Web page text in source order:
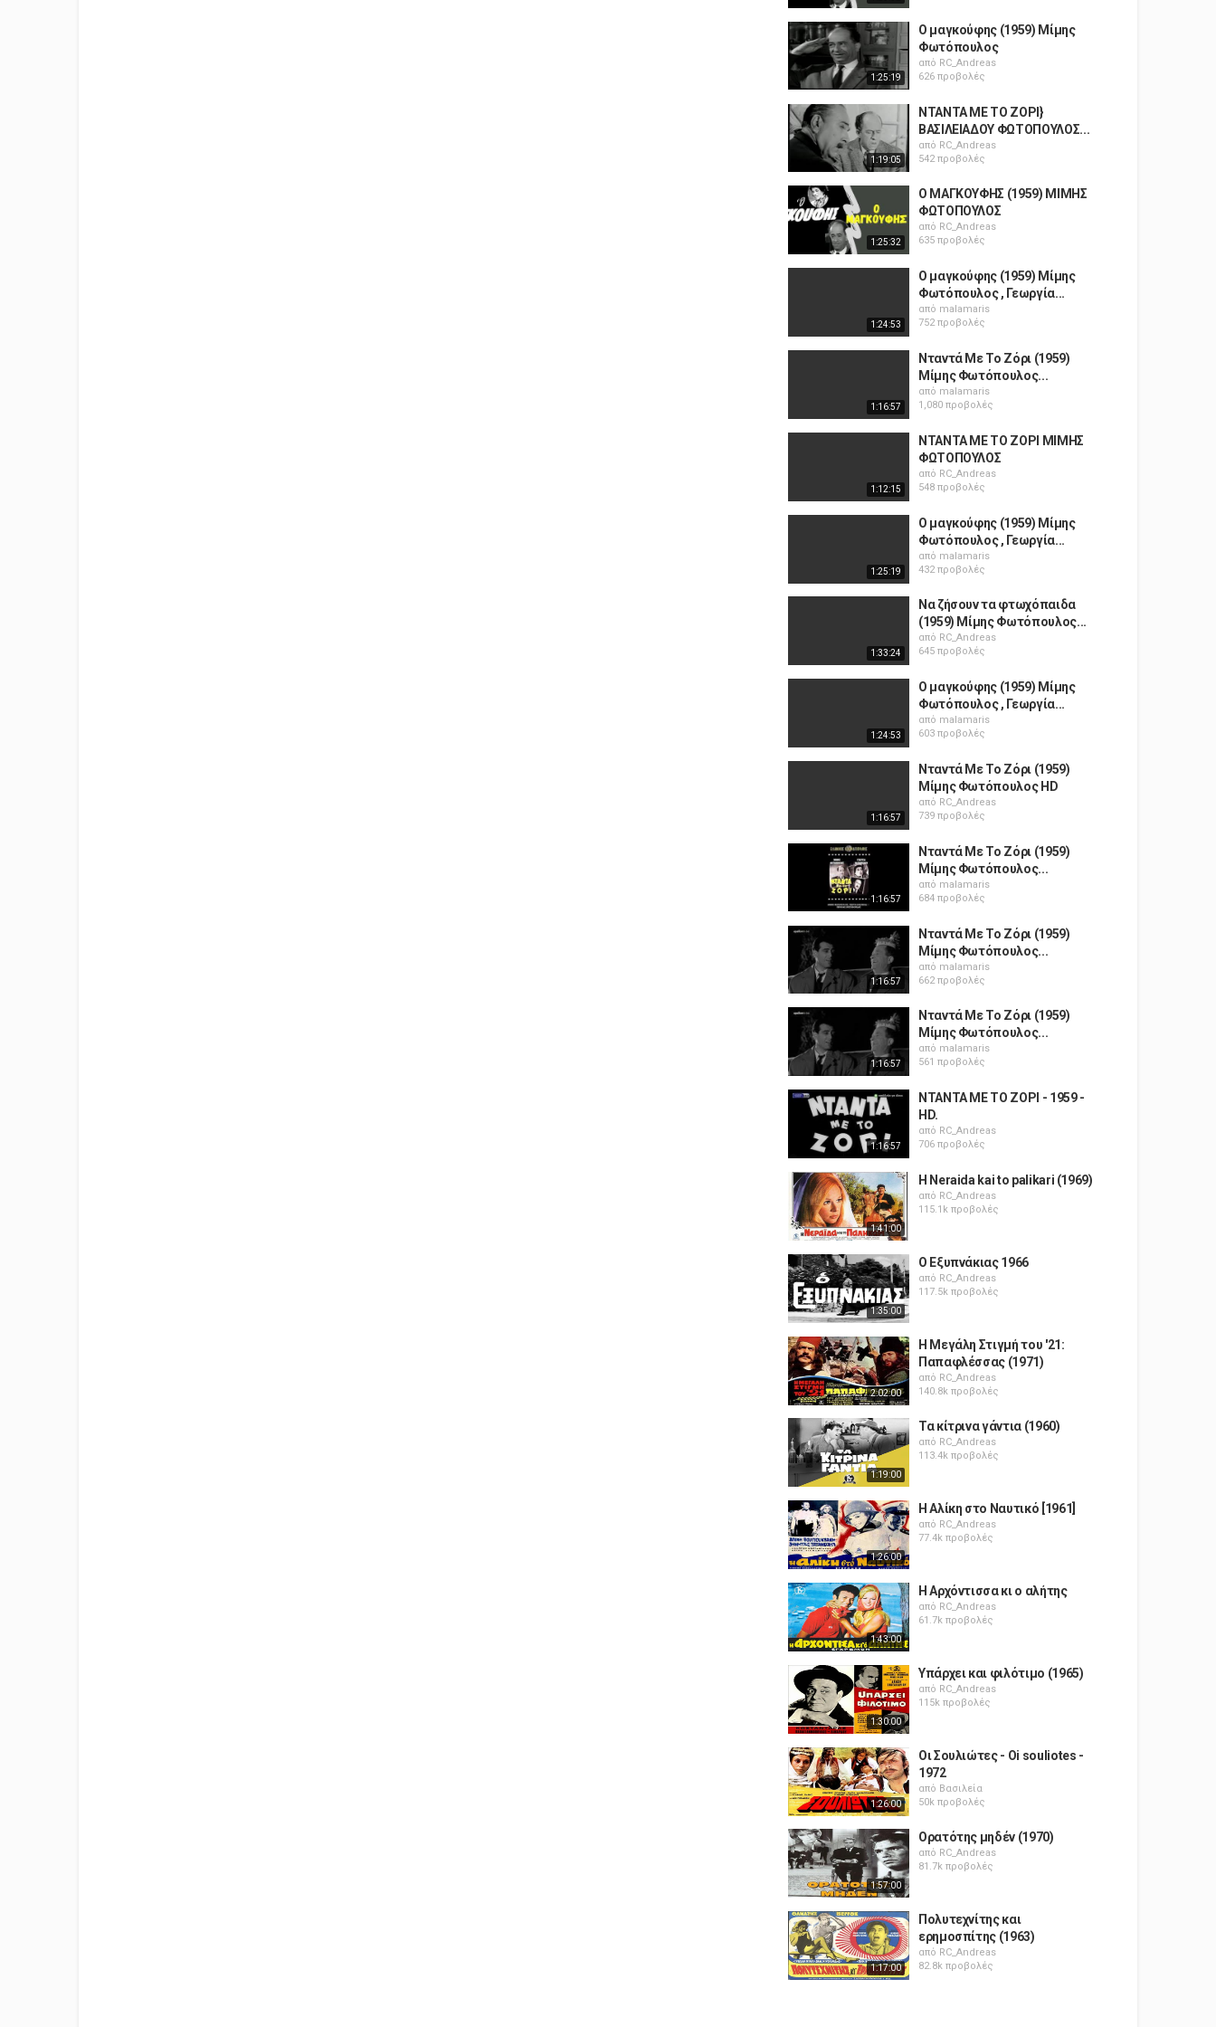
1:25:19
Ο μαγκούφης (1959) Μίμης
Φωτόπουλος
από RC_Andreas
626 προβολές
1:19:05
ΝΤΑΝΤΑ ΜΕ ΤΟ ΖΟΡΙ}
ΒΑΣΙΛEΙΑΔΟΥ ΦΩΤΟΠΟΥΛΟΣ...
από RC_Andreas
542 προβολές
1:25:32
Ο ΜΑΓΚΟΥΦΗΣ (1959) ΜΙΜΗΣ
ΦΩΤΟΠΟΥΛΟΣ
από RC_Andreas
635 προβολές
1:24:53
Ο μαγκούφης (1959) Μίμης
Φωτόπουλος , Γεωργία...
από malamaris
752 προβολές
1:16:57
Νταντά Με Το Ζόρι (1959)
Μίμης Φωτόπουλος...
από malamaris
1,080 προβολές
1:12:15
ΝΤΑΝΤΑ ΜΕ ΤΟ ΖΟΡΙ ΜΙΜΗΣ
ΦΩΤΟΠΟΥΛΟΣ
από RC_Andreas
548 προβολές
1:25:19
Ο μαγκούφης (1959) Μίμης
Φωτόπουλος , Γεωργία...
από malamaris
432 προβολές
1:33:24
Να ζήσουν τα φτωχόπαιδα
(1959) Μίμης Φωτόπουλος...
από RC_Andreas
645 προβολές
1:24:53
Ο μαγκούφης (1959) Μίμης
Φωτόπουλος , Γεωργία...
από malamaris
603 προβολές
1:16:57
Νταντά Με Το Ζόρι (1959)
Μίμης Φωτόπουλος HD
από RC_Andreas
739 προβολές
1:16:57
Νταντά Με Το Ζόρι (1959)
Μίμης Φωτόπουλος...
από malamaris
684 προβολές
1:16:57
Νταντά Με Το Ζόρι (1959)
Μίμης Φωτόπουλος...
από malamaris
662 προβολές
1:16:57
Νταντά Με Το Ζόρι (1959)
Μίμης Φωτόπουλος...
από malamaris
561 προβολές
1:16:57
ΝΤΑΝΤΑ ΜΕ ΤΟ ΖΟΡΙ - 1959 -
HD.
από RC_Andreas
706 προβολές
1:41:00
H Neraida kai to palikari (1969)
από RC_Andreas
115.1k προβολές
1:35:00
Ο Εξυπνάκιας 1966
από RC_Andreas
117.5k προβολές
2:02:00
Η Μεγάλη Στιγμή του '21:
Παπαφλέσσας (1971)
από RC_Andreas
140.8k προβολές
1:19:00
Τα κίτρινα γάντια (1960)
από RC_Andreas
113.4k προβολές
1:26:00
Η Αλίκη στο Ναυτικό [1961]
από RC_Andreas
77.4k προβολές
1:43:00
Η Αρχόντισσα κι ο αλήτης
από RC_Andreas
61.7k προβολές
1:30:00
Υπάρχει και φιλότιμο (1965)
από RC_Andreas
115k προβολές
1:26:00
Οι Σουλιώτες - Oi souliotes -
1972
από Βασιλεία
50k προβολές
1:57:00
Ορατότης μηδέν (1970)
από RC_Andreas
81.7k προβολές
1:17:00
Πολυτεχνίτης και
ερημοσπίτης (1963)
από RC_Andreas
82.8k προβολές